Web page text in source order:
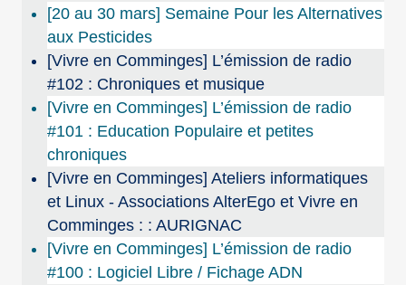
[20 au 30 mars] Semaine Pour les Alternatives
aux Pesticides
[Vivre en Comminges] L’émission de radio
#102 : Chroniques et musique
[Vivre en Comminges] L’émission de radio
#101 : Education Populaire et petites
chroniques
[Vivre en Comminges] Ateliers informatiques
et Linux - Associations AlterEgo et Vivre en
Comminges : : AURIGNAC
[Vivre en Comminges] L’émission de radio
#100 : Logiciel Libre / Fichage ADN